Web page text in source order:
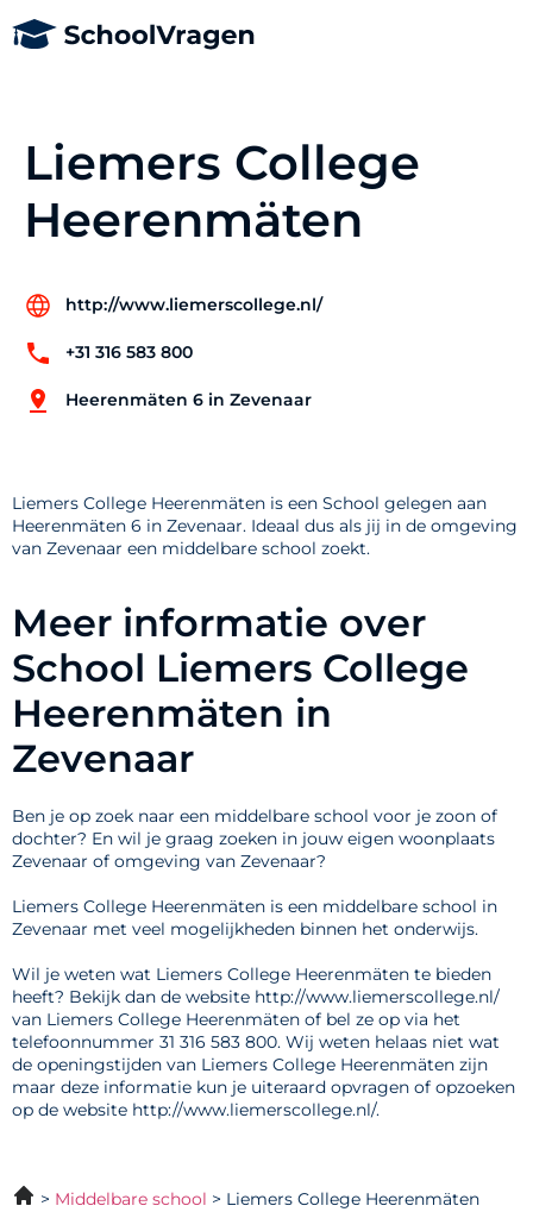
Liemers College
Heerenmäten
http://www.liemerscollege.nl/
+31 316 583 800
Heerenmäten 6 in Zevenaar
Liemers College Heerenmäten is een School gelegen aan
Heerenmäten 6 in Zevenaar. Ideaal dus als jij in de omgeving
van Zevenaar een middelbare school zoekt.
Meer informatie over
School Liemers College
Heerenmäten in
Zevenaar
Ben je op zoek naar een middelbare school voor je zoon of
dochter? En wil je graag zoeken in jouw eigen woonplaats
Zevenaar of omgeving van Zevenaar?
Liemers College Heerenmäten is een middelbare school in
Zevenaar met veel mogelijkheden binnen het onderwijs.
Wil je weten wat Liemers College Heerenmäten te bieden
heeft? Bekijk dan de website http://www.liemerscollege.nl/
van Liemers College Heerenmäten of bel ze op via het
telefoonnummer 31 316 583 800. Wij weten helaas niet wat
de openingstijden van Liemers College Heerenmäten zijn
maar deze informatie kun je uiteraard opvragen of opzoeken
op de website http://www.liemerscollege.nl/.
Middelbare school Liemers College Heerenmäten